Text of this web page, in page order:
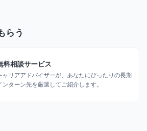
らう
料相談サービス
ャリアアドバイザーが、あなたにぴったりの長期
ンターン先を厳選してご紹介します。